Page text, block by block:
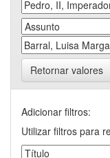
Retornar valores
Adicionar filtros:
Utilizar filtros para